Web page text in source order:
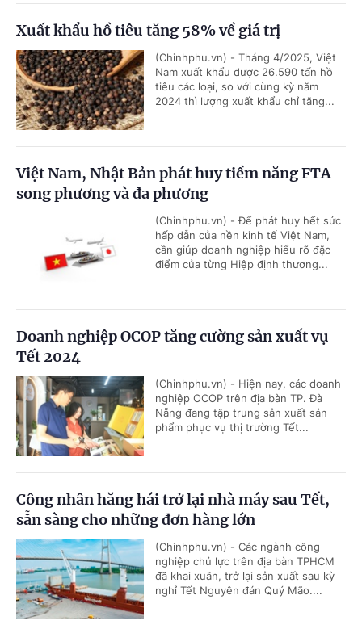
Xuất khẩu hồ tiêu tăng 58% về giá trị
(Chinhphu.vn) - Tháng 4/2025, Việt
Nam xuất khẩu được 26.590 tấn hồ
tiêu các loại, so với cùng kỳ năm
2024 thì lượng xuất khẩu chỉ tăng...
Việt Nam, Nhật Bản phát huy tiềm năng FTA
song phương và đa phương
(Chinhphu.vn) - Để phát huy hết sức
hấp dẫn của nền kinh tế Việt Nam,
cần giúp doanh nghiệp hiểu rõ đặc
điểm của từng Hiệp định thương...
Doanh nghiệp OCOP tăng cường sản xuất vụ
Tết 2024
(Chinhphu.vn) - Hiện nay, các doanh
nghiệp OCOP trên địa bàn TP. Đà
Nẵng đang tập trung sản xuất sản
phẩm phục vụ thị trường Tết...
Công nhân hăng hái trở lại nhà máy sau Tết,
sẵn sàng cho những đơn hàng lớn
(Chinhphu.vn) - Các ngành công
nghiệp chủ lực trên địa bàn TPHCM
đã khai xuân, trở lại sản xuất sau kỳ
nghỉ Tết Nguyên đán Quý Mão....